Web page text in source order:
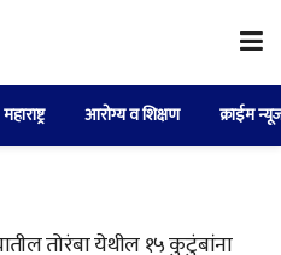
महाराष्ट्र आरोग्य व शिक्षण क्राईम
तोरंबा येथील १५ कुटुंबांना